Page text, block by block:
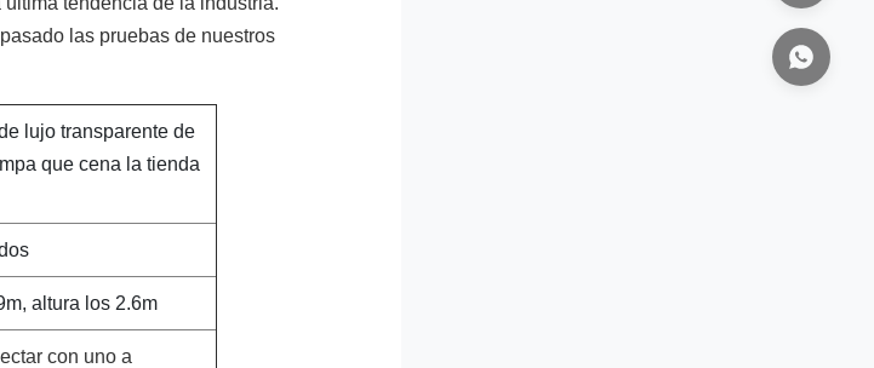
las pruebas de nuestros
lujo transparente de
que cena la tienda
altura los 2.6m
con uno a